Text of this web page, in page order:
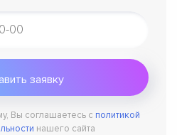
Вы соглашаетесь с политикой
нашего сайта